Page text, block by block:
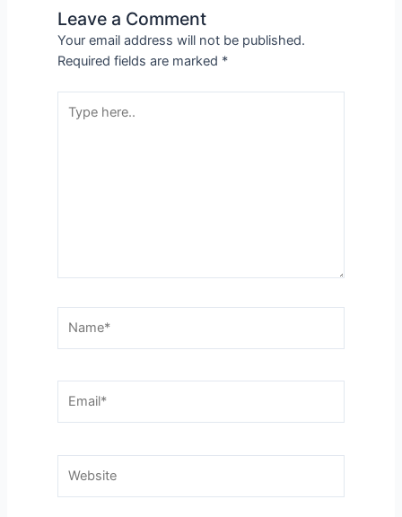
Leave a Comment
Your email address will not be published.
Required fields are marked *
here..